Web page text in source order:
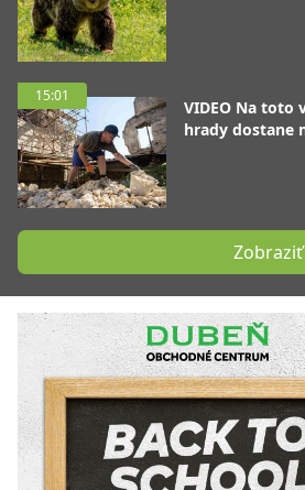
15:01
VIDEO Na toto
hrady dostane
Zobraziť